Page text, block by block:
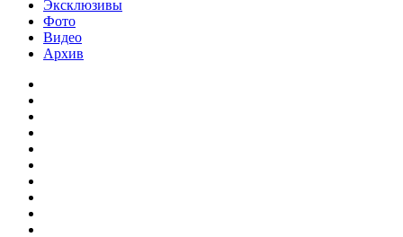
Эксклюзивы
Фото
Видео
Архив